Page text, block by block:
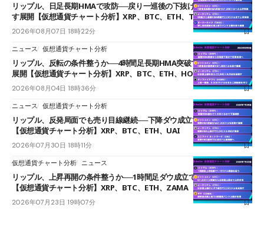
リップル、日足長期HMAで攻防──戻り一巡後の下抜けで0.95ドルを試
す展開【仮想通貨チャート分析】XRP、BTC、ETH、TAKE
2026年08月07日 18時22分
ニュース 仮想通貨チャート分析
リップル、反転の条件整うか──4時間足長期HMA突破で雲下端を目指す
展開【仮想通貨チャート分析】XRP、BTC、ETH、HOME
2026年08月04日 18時36分
ニュース 仮想通貨チャート分析
リップル、反発局面でも売り目線継続──下降ダウ成立で下値追う展開
【仮想通貨チャート分析】XRP、BTC、ETH、UAI
2026年07月30日 18時11分
仮想通貨チャート分析 ニュース
リップル、上昇再開の条件整うか──1時間足ダウ成立で1.185ドルを狙う
【仮想通貨チャート分析】XRP、BTC、ETH、ZAMA
2026年07月23日 19時07分